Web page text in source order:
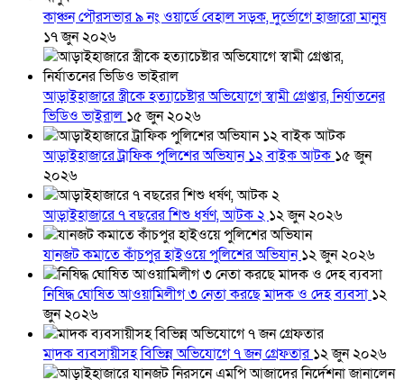
কাঞ্চন পৌরসভার ৯ নং ওয়ার্ডে বেহাল সড়ক, দুর্ভোগে হাজারো মানুষ
১৭ জুন ২০২৬
আড়াইহাজারে স্ত্রীকে হত্যাচেষ্টার অভিযোগে স্বামী গ্রেপ্তার, নির্যাতনের
ভিডিও ভাইরাল ১৫ জুন ২০২৬
আড়াইহাজারে ট্রাফিক পুলিশের অভিযান ১২ বাইক আটক ১৫ জুন
২০২৬
আড়াইহাজারে ৭ বছরের শিশু ধর্ষণ, আটক ২ ১২ জুন ২০২৬
যানজট কমাতে কাঁচপুর হাইওয়ে পুলিশের অভিযান১২ জুন ২০২৬
নিষিদ্ধ ঘোষিত আওয়ামিলীগ ৩ নেতা করছে মাদক ও দেহ ব্যবসা ১২
জুন ২০২৬
মাদক ব্যবসায়ীসহ বিভিন্ন অভিযোগে ৭ জন গ্রেফতার১২ জুন ২০২৬